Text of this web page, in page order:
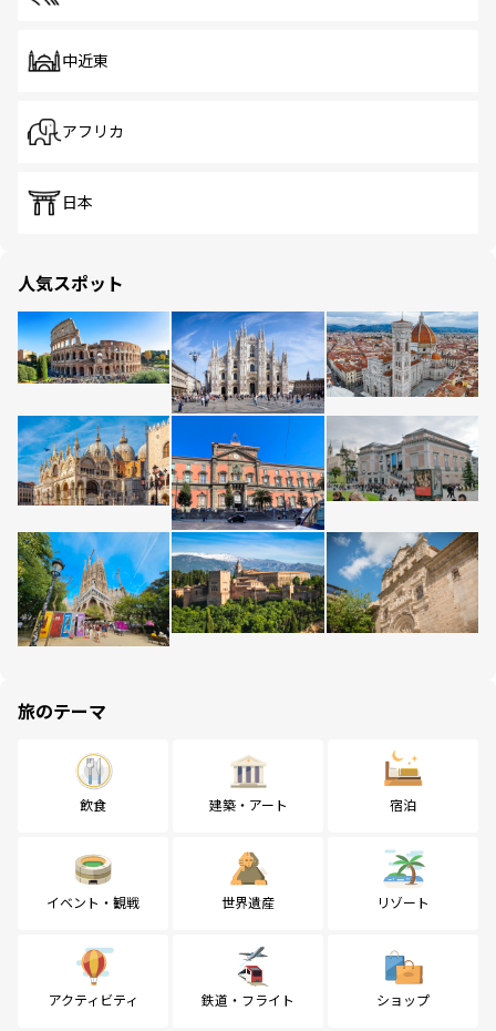
中近東
アフリカ
日本
人気スポット
旅のテーマ
飲食 建築・アート 宿泊
イベント・観戦 世界遺産 リゾート
アクティビティ 鉄道・フライト ショップ